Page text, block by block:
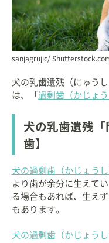
sanjagrujic/
犬の乳歯遺残（にゅう
は、「 過剰歯（かじょう
犬の乳歯遺残「
歯】
犬の過剰歯（かじょうし
より歯が余分に生えて
る場合もあれば、生え
もあります。
犬の過剰歯（かじょうし